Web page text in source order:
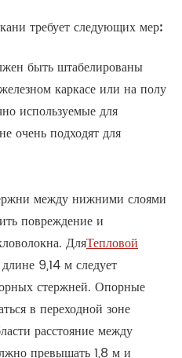
требует следующих мер:
быть штабелированы
каркасе или на полу
используемые для
очень подходят для
между нижними слоями
повреждение и
ДляТепловой
9,14 м следует
стержней. Опорные
в переходной зоне
расстояние между
превышать 1,8 м и